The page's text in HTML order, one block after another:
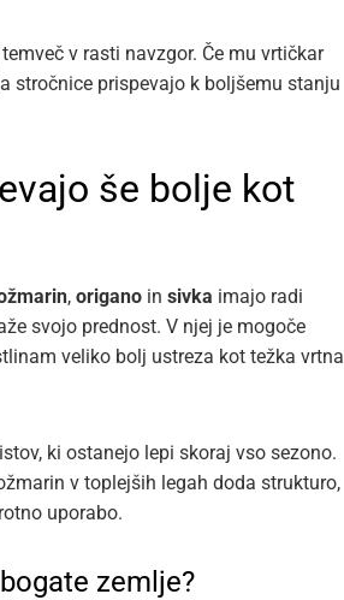
v rasti navzgor. Če mu vrtičkar
stročnice prispevajo k boljšemu stanju
še bolje kot
, origano in sivka imajo radi
svojo prednost. V njej je mogoče
veliko bolj ustreza kot težka vrtna
ki ostanejo lepi skoraj vso sezono.
v toplejših legah doda strukturo,
uporabo.
zemlje?